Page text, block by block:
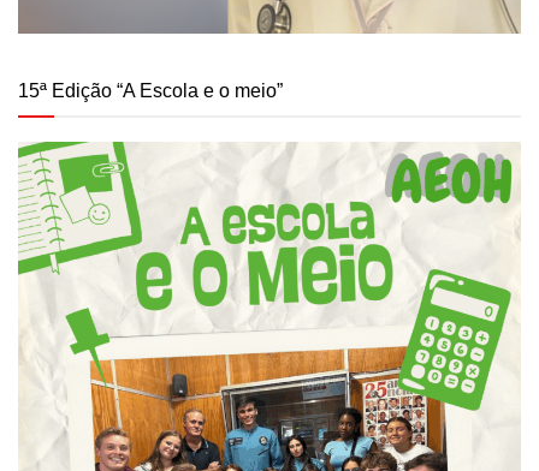
15ª Edição “A Escola e o meio”